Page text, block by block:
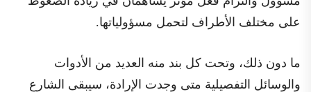
على مختلف الأطراف لتحمل مسؤولياتها.
ما دون ذلك، وتحت كل بند منه العديد من الأدوات
والوسائل التفصيلية متى وجدت الإرادة، سيبقى الشارع